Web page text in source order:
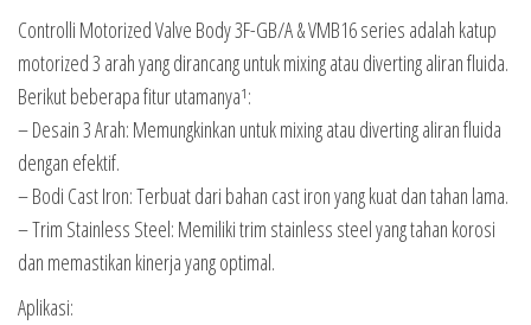
Controlli Motorized Valve Body 3F-GB/A & VMB16 series adalah katup
motorized 3 arah yang dirancang untuk mixing atau diverting aliran fluida.
Berikut beberapa fitur utamanya¹:
– Desain 3 Arah: Memungkinkan untuk mixing atau diverting aliran fluida
dengan efektif.
– Bodi Cast Iron: Terbuat dari bahan cast iron yang kuat dan tahan lama.
– Trim Stainless Steel: Memiliki trim stainless steel yang tahan korosi
dan memastikan kinerja yang optimal.
Aplikasi: